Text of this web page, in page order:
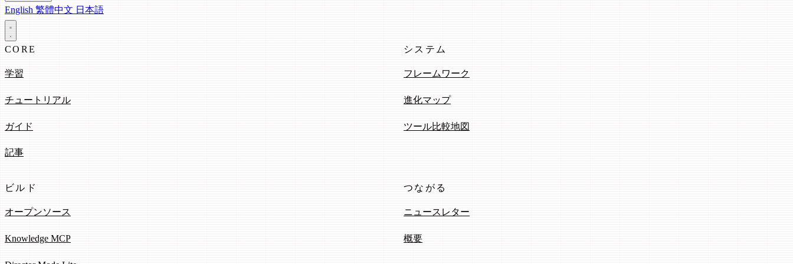
English 繁體中文 日本語
CORE
学習
チュートリアル
ガイド
記事
システム
フレームワーク
進化マップ
ツール比較地図
ビルド
オープンソース
Knowledge MCP
つながる
ニュースレター
概要